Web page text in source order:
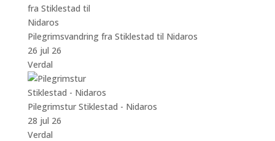
Pilegrimsvandring fra Stiklestad til Nidaros
26 jul 26
Verdal
Pilegrimstur Stiklestad - Nidaros
28 jul 26
Verdal